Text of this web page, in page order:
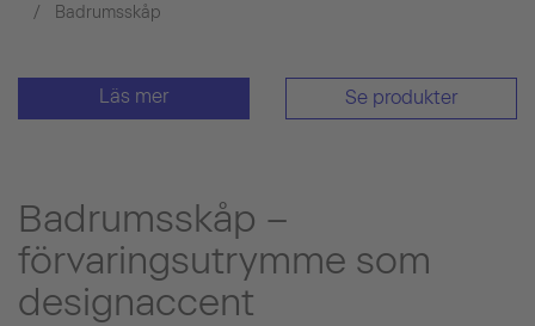
Badrumsskåp
Läs mer Se produkter
Badrumsskåp –
förvaringsutrymme som
designaccent